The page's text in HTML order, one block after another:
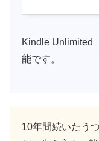
Kindle Unlimited
能です。
10年間続いたう